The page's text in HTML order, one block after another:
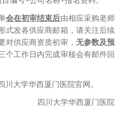
会在初审结束后由相应采购老师
式发各供应商邮箱，请关注后续
对供应商资质初审， 无参数及预
个工作日内完成审核会有邮件回
川大学华西厦门医院官网。
四川大学华西厦门医院